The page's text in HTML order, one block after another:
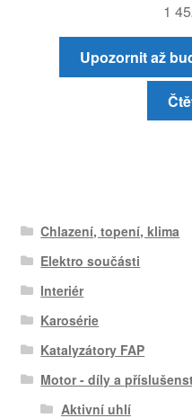
1
Upozornit až
Chlazení, topení, klima
Elektro součásti
Interiér
Karosérie
Katalyzátory FAP
Motor - díly a
Aktivní uhlí